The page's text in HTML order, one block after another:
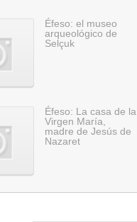
Éfeso: el museo
arqueológico de
Selçuk
Éfeso: La casa de la
Virgen María,
madre de Jesús de
Nazaret